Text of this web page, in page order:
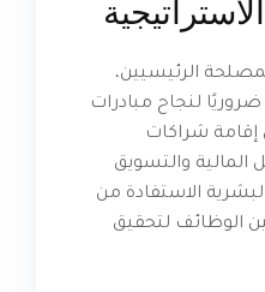
الرئيسيين،
ضروريًا لنجاح مبادرات
إقامة شراكات
والتسويق
الاستفادة من
الوظائف لتحقيق